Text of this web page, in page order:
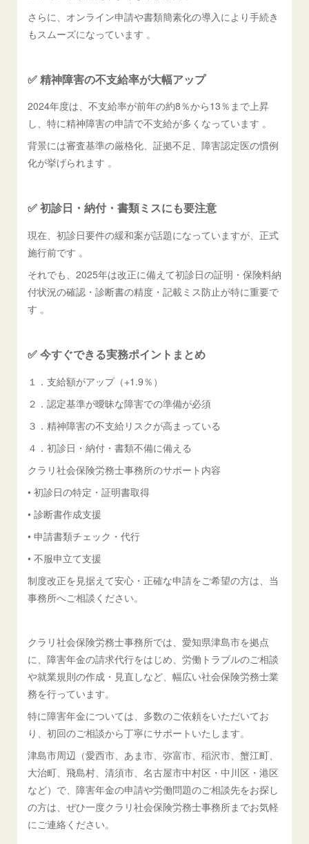
さらに、オンライン申請や書類簡素化の導入により手続き
もスムーズになっています 。
✅ 精神障害の不支給率が大幅アップ
2024年度は、不支給率が前年の約8％から13％まで上昇
し、特に精神障害の申請で不支給が多くなっています 。
背景には審査基準の厳格化、証拠不足、障害認定医の慣例
化が挙げられます 。
✅ 初診日・納付・書類ミスにも要注意
現在、初診日要件の緩和案が話題になっていますが、正式
施行前です 。
それでも、2025年は改正に備えて初診日の証明・保険料納
付状況の確認・診断書の精度・記載ミス防止が特に重要で
す 。
✅ 今すぐできる実務ポイントまとめ
１．支給額がアップ（+1.9％）
２．認定基準が曖昧な障害での準備が必須
３．精神障害の不支給リスクが高まっている
４．初診日・納付・書類不備に備える
クラリ社会保険労務士事務所のサポート内容
• 初診日の特定・証明書取得
• 診断書作成支援
• 申請書類チェック・代行
• 不服申立て支援
制度改正を見据えて安心・正確な申請をご希望の方は、当
事務所へご相談ください。
クラリ社会保険労務士事務所では、愛知県津島市を拠点
に、障害年金の請求代行をはじめ、労働トラブルのご相談
や就業規則の作成・見直しなど、幅広い社会保険労務士業
務を行っています。
特に障害年金については、多数のご依頼をいただいてお
り、初回のご相談から丁寧にサポートいたします。
津島市周辺（愛西市、あま市、弥富市、稲沢市、蟹江町、
大治町、飛島村、清須市、名古屋市中村区・中川区・港区
など）で、障害年金の申請や労働問題のご相談先をお探し
の方は、ぜひ一度クラリ社会保険労務士事務所までお気軽
にご連絡ください。